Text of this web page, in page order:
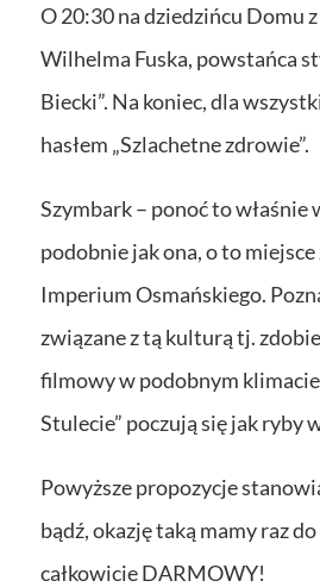
O 20:30 na dziedzińcu Domu
Wilhelma Fuska, powstańca
Biecki”. Na koniec, dla
hasłem „Szlachetne zdrowie”.
Szymbark – ponoć to
podobnie jak ona, o to
Imperium Osmańskiego.
związane z tą kulturą tj.
filmowy w podobnym
Stulecie” poczują się jak ryby
Powyższe propozycje
bądź, okazję taką mamy raz
całkowicie DARMOWY!